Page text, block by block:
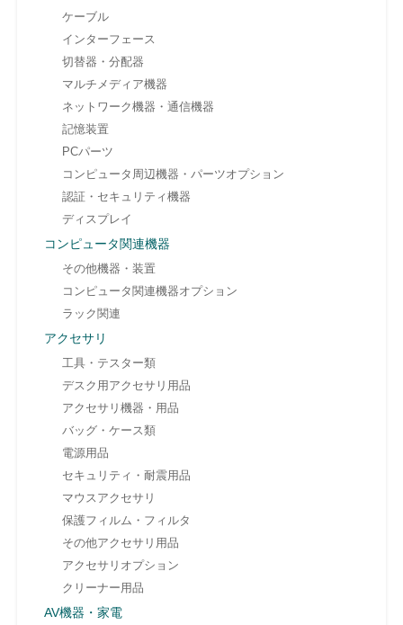
ケーブル
インターフェース
切替器・分配器
マルチメディア機器
ネットワーク機器・通信機器
記憶装置
PCパーツ
コンピュータ周辺機器・パーツオプション
認証・セキュリティ機器
ディスプレイ
コンピュータ関連機器
その他機器・装置
コンピュータ関連機器オプション
ラック関連
アクセサリ
工具・テスター類
デスク用アクセサリ用品
アクセサリ機器・用品
バッグ・ケース類
電源用品
セキュリティ・耐震用品
マウスアクセサリ
保護フィルム・フィルタ
その他アクセサリ用品
アクセサリオプション
クリーナー用品
AV機器・家電